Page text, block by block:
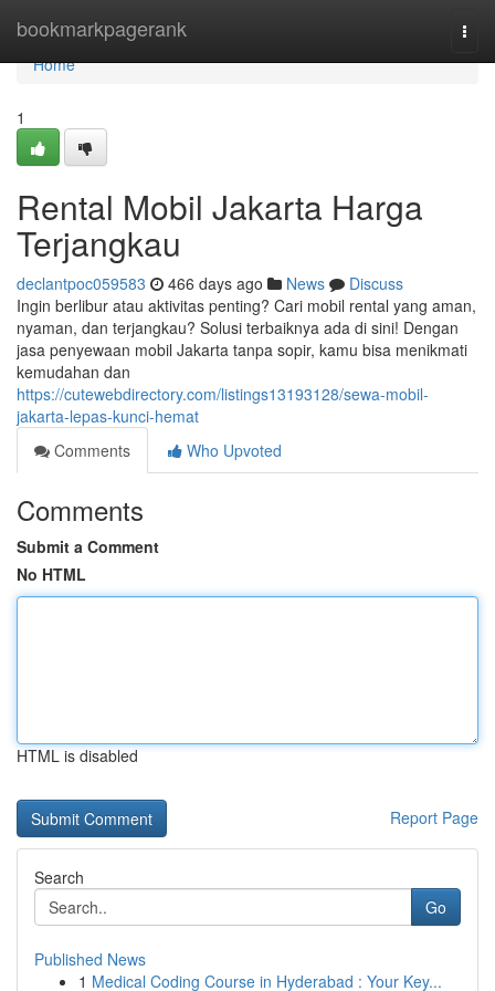
bookmarkpagerank
Home
Home
1
Rental Mobil Jakarta Harga
Terjangkau
declantpoc059583 466 days ago News
Discuss
Ingin berlibur atau aktivitas penting? Cari mobil rental yang aman,
nyaman, dan terjangkau? Solusi terbaiknya ada di sini! Dengan
jasa penyewaan mobil Jakarta tanpa sopir, kamu bisa menikmati
kemudahan dan
https://cutewebdirectory.com/listings13193128/sewa-mobil-
jakarta-lepas-kunci-hemat
Comments
Who Upvoted
Comments
Submit a Comment
No HTML
HTML is disabled
Report Page
Search
Go
Published News
1 Medical Coding Course in Hyderabad : Your Key...